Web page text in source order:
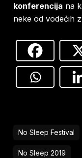
konferencija na
neke od vodećih
No Sleep Festival
No Sleep 2019